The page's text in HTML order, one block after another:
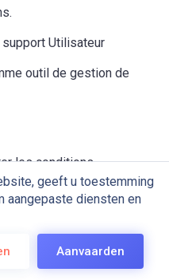
geeft u toestemming
aangepaste diensten en
Aanvaarden
Utilisateur
outil de gestion de
les conditions
outils sur les sites
traitement des